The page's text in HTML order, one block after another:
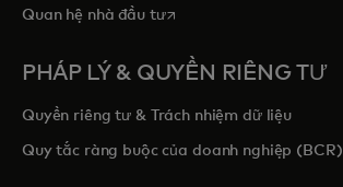
Quan hệ nhà đầu tưopens in a new tab
PHÁP LÝ & QUYỀN RIÊNG TƯ
Quyền riêng tư & Trách nhiệm dữ liệu
Quy tắc ràng buộc của doanh nghiệp (BCR)